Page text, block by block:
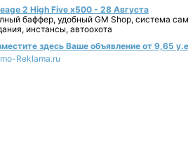
2 High Five x500 - 28 Августа
баффер, удобный GM Shop, система
инстансы, автоохота
здесь Ваше объявление от 9,65
Reklama.ru